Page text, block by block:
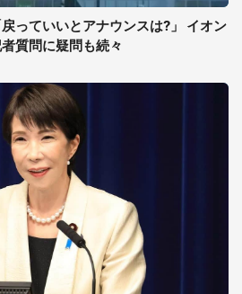
戻っていいとアナウンスは?」 イオン
質問に疑問も続々